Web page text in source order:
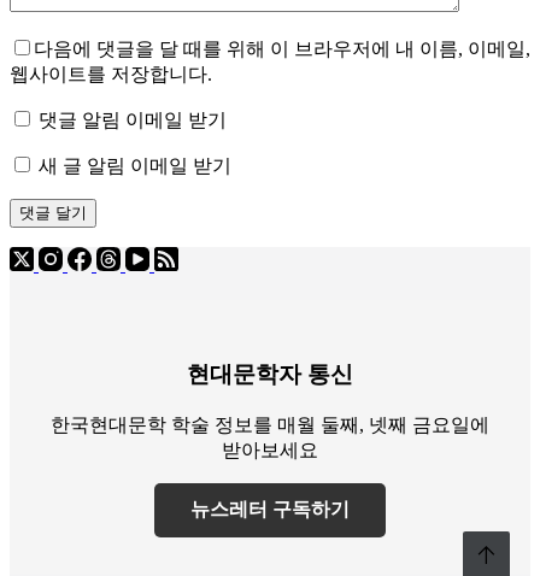
다음에 댓글을 달 때를 위해 이 브라우저에 내 이름, 이메일,
웹사이트를 저장합니다.
댓글 알림 이메일 받기
새 글 알림 이메일 받기
댓글 달기
현대문학자 통신
한국현대문학 학술 정보를 매월 둘째, 넷째 금요일에
받아보세요
뉴스레터 구독하기